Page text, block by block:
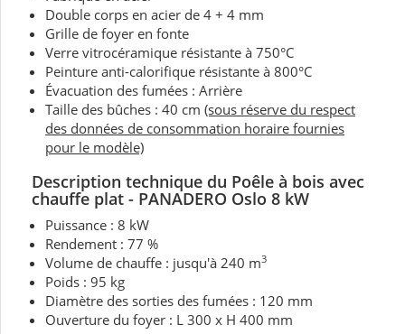
Double corps en acier de 4 + 4 mm
Grille de foyer en fonte
Verre vitrocéramique résistante à 750°C
Peinture anti-calorifique résistante à 800°C
Évacuation des fumées : Arrière
Taille des bûches : 40 cm (sous réserve du respect
des données de consommation horaire fournies
pour le modèle)
Description technique du Poêle à bois avec
chauffe plat - PANADERO Oslo 8 kW
Puissance : 8 kW
Rendement : 77 %
Volume de chauffe : jusqu'à 240 m3
Poids : 95 kg
Diamètre des sorties des fumées : 120 mm
Ouverture du foyer : L 300 x H 400 mm